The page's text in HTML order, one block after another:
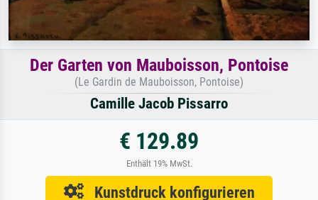
Der Garten von Mauboisson, Pontoise
(Le Gardin de Mauboisson, Pontoise)
Camille Jacob Pissarro
€ 129.89
Enthält 19% MwSt.
Kunstdruck konfigurieren